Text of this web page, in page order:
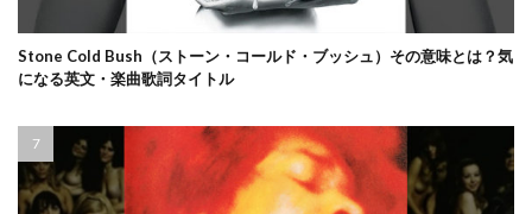
Stone Cold Bush（ストーン・コールド・ブッシュ）その意味とは？気
になる英文・楽曲歌詞タイトル